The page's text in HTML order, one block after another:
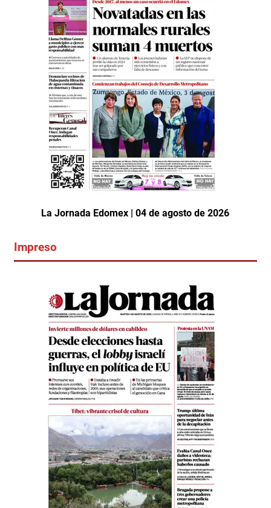
La Jornada Edomex | 04 de agosto de 2026
Impreso